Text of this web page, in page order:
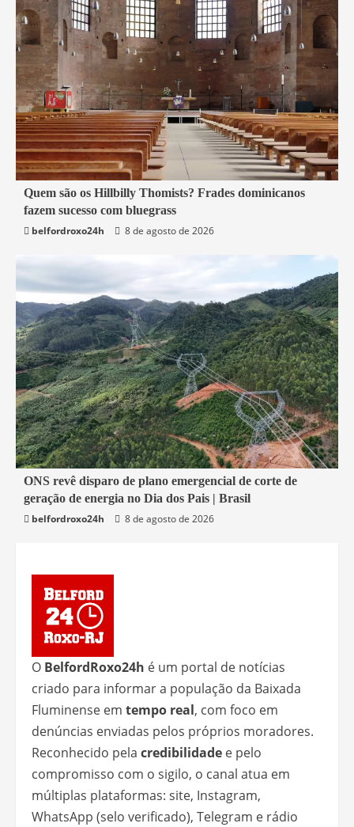
4 min read
Mundo
Quem são os Hillbilly Thomists? Frades dominicanos
fazem sucesso com bluegrass
belfordroxo24h
8 de agosto de 2026
2 min read
Economia
ONS revê disparo de plano emergencial de corte de
geração de energia no Dia dos Pais | Brasil
belfordroxo24h
8 de agosto de 2026
O BelfordRoxo24h é um portal de notícias
criado para informar a população da Baixada
Fluminense em tempo real, com foco em
denúncias enviadas pelos próprios moradores.
Reconhecido pela credibilidade e pelo
compromisso com o sigilo, o canal atua em
múltiplas plataformas: site, Instagram,
WhatsApp (selo verificado), Telegram e rádio